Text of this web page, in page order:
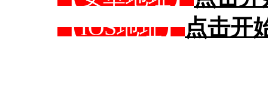
【IOS地址】点击开